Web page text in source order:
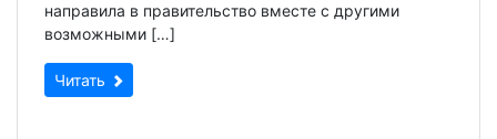
направила в правительство вместе с другими
возможными […]
Читать